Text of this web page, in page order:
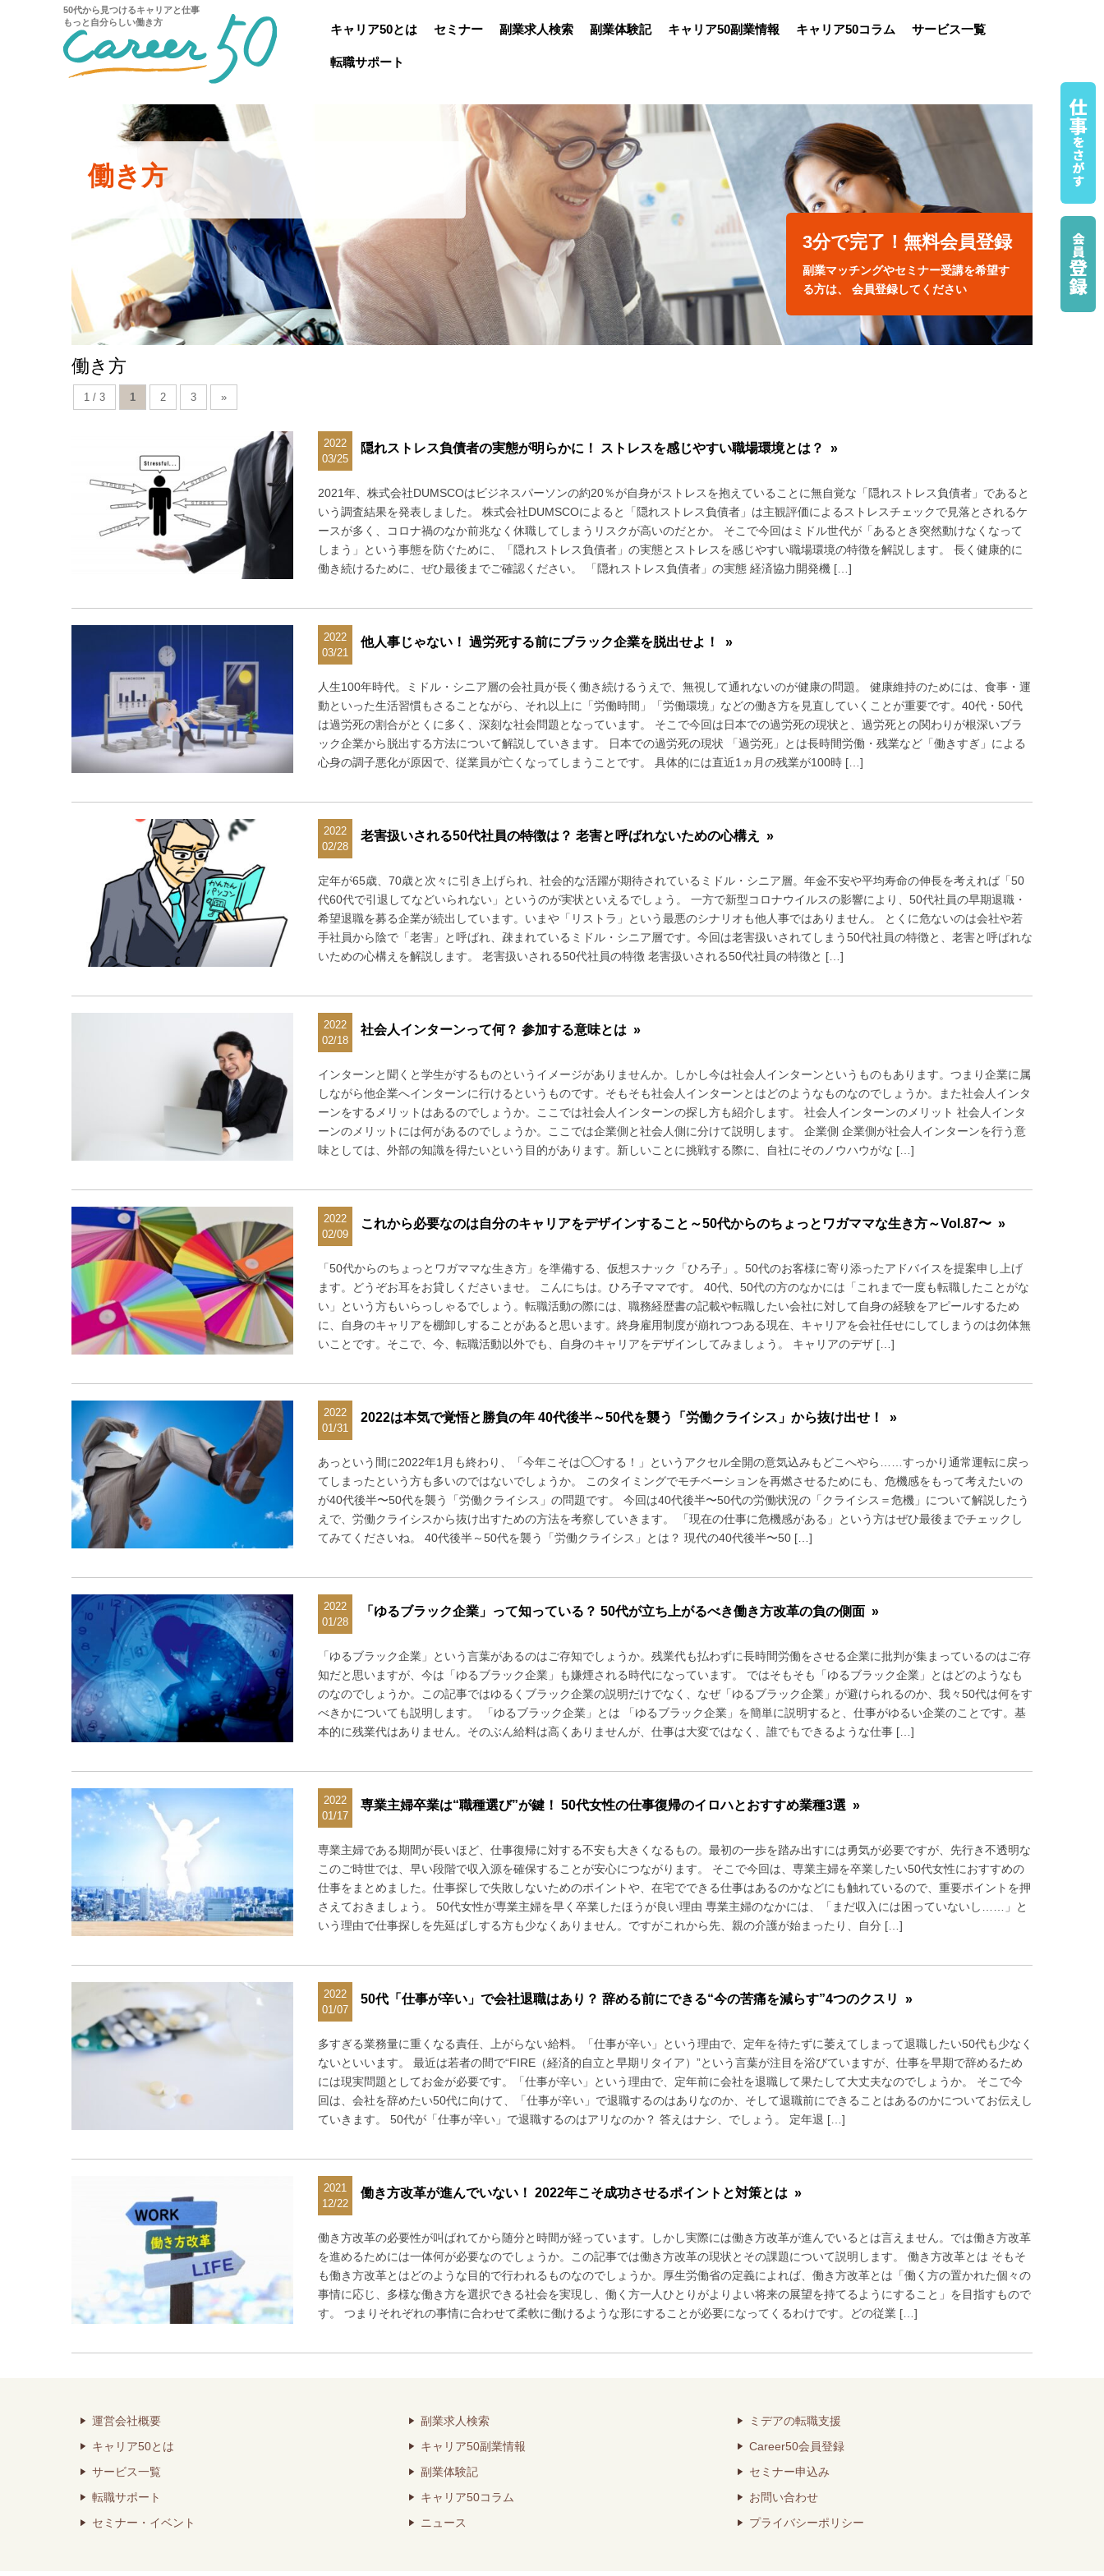
50代から見つけるキャリアと仕事
もっと自分らしい働き方
キャリア50とは セミナー 副業求人検索 副業体験記 キャリア50副業情報 キャリア50コラム サービス一覧
転職サポート
働き方
3分で完了！無料会員登録
副業マッチングやセミナー受講を希望す
る方は、 会員登録してください
働き方
1 / 3 1 2 3 »
2022
03/25
隠れストレス負債者の実態が明らかに！ ストレスを感じやすい職場環境とは？ »
2021年、株式会社DUMSCOはビジネスパーソンの約20％が自身がストレスを抱えていることに無自覚な「隠れストレス負債者」であると
いう調査結果を発表しました。 株式会社DUMSCOによると「隠れストレス負債者」は主観評価によるストレスチェックで見落とされるケ
ースが多く、コロナ禍のなか前兆なく休職してしまうリスクが高いのだとか。 そこで今回はミドル世代が「あるとき突然動けなくなって
しまう」という事態を防ぐために、「隠れストレス負債者」の実態とストレスを感じやすい職場環境の特徴を解説します。 長く健康的に
働き続けるために、ぜひ最後までご確認ください。 「隠れストレス負債者」の実態 経済協力開発機 […]
2022
03/21
他人事じゃない！ 過労死する前にブラック企業を脱出せよ！ »
人生100年時代。ミドル・シニア層の会社員が長く働き続けるうえで、無視して通れないのが健康の問題。 健康維持のためには、食事・運
動といった生活習慣もさることながら、それ以上に「労働時間」「労働環境」などの働き方を見直していくことが重要です。40代・50代
は過労死の割合がとくに多く、深刻な社会問題となっています。 そこで今回は日本での過労死の現状と、過労死との関わりが根深いブラ
ック企業から脱出する方法について解説していきます。 日本での過労死の現状 「過労死」とは長時間労働・残業など「働きすぎ」による
心身の調子悪化が原因で、従業員が亡くなってしまうことです。 具体的には直近1ヵ月の残業が100時 […]
2022
02/28
老害扱いされる50代社員の特徴は？ 老害と呼ばれないための心構え »
定年が65歳、70歳と次々に引き上げられ、社会的な活躍が期待されているミドル・シニア層。年金不安や平均寿命の伸長を考えれば「50
代60代で引退してなどいられない」というのが実状といえるでしょう。 一方で新型コロナウイルスの影響により、50代社員の早期退職・
希望退職を募る企業が続出しています。いまや「リストラ」という最悪のシナリオも他人事ではありません。 とくに危ないのは会社や若
手社員から陰で「老害」と呼ばれ、疎まれているミドル・シニア層です。今回は老害扱いされてしまう50代社員の特徴と、老害と呼ばれな
いための心構えを解説します。 老害扱いされる50代社員の特徴 老害扱いされる50代社員の特徴と […]
2022
02/18
社会人インターンって何？ 参加する意味とは »
インターンと聞くと学生がするものというイメージがありませんか。しかし今は社会人インターンというものもあります。つまり企業に属
しながら他企業へインターンに行けるというものです。そもそも社会人インターンとはどのようなものなのでしょうか。また社会人インタ
ーンをするメリットはあるのでしょうか。ここでは社会人インターンの探し方も紹介します。 社会人インターンのメリット 社会人インタ
ーンのメリットには何があるのでしょうか。ここでは企業側と社会人側に分けて説明します。 企業側 企業側が社会人インターンを行う意
味としては、外部の知識を得たいという目的があります。新しいことに挑戦する際に、自社にそのノウハウがな […]
2022
02/09
これから必要なのは自分のキャリアをデザインすること～50代からのちょっとワガママな生き方～Vol.87〜 »
「50代からのちょっとワガママな生き方」を準備する、仮想スナック「ひろ子」。50代のお客様に寄り添ったアドバイスを提案申し上げ
ます。どうぞお耳をお貸しくださいませ。 こんにちは。ひろ子ママです。 40代、50代の方のなかには「これまで一度も転職したことがな
い」という方もいらっしゃるでしょう。転職活動の際には、職務経歴書の記載や転職したい会社に対して自身の経験をアピールするため
に、自身のキャリアを棚卸しすることがあると思います。終身雇用制度が崩れつつある現在、キャリアを会社任せにしてしまうのは勿体無
いことです。そこで、今、転職活動以外でも、自身のキャリアをデザインしてみましょう。 キャリアのデザ […]
2022
01/31
2022は本気で覚悟と勝負の年 40代後半～50代を襲う「労働クライシス」から抜け出せ！ »
あっという間に2022年1月も終わり、「今年こそは◯◯する！」というアクセル全開の意気込みもどこへやら……すっかり通常運転に戻っ
てしまったという方も多いのではないでしょうか。 このタイミングでモチベーションを再燃させるためにも、危機感をもって考えたいの
が40代後半〜50代を襲う「労働クライシス」の問題です。 今回は40代後半〜50代の労働状況の「クライシス＝危機」について解説したう
えで、労働クライシスから抜け出すための方法を考察していきます。 「現在の仕事に危機感がある」という方はぜひ最後までチェックし
てみてくださいね。 40代後半～50代を襲う「労働クライシス」とは？ 現代の40代後半〜50 […]
2022
01/28
「ゆるブラック企業」って知っている？ 50代が立ち上がるべき働き方改革の負の側面 »
「ゆるブラック企業」という言葉があるのはご存知でしょうか。残業代も払わずに長時間労働をさせる企業に批判が集まっているのはご存
知だと思いますが、今は「ゆるブラック企業」も嫌煙される時代になっています。 ではそもそも「ゆるブラック企業」とはどのようなも
のなのでしょうか。この記事ではゆるくブラック企業の説明だけでなく、なぜ「ゆるブラック企業」が避けられるのか、我々50代は何をす
べきかについても説明します。 「ゆるブラック企業」とは 「ゆるブラック企業」を簡単に説明すると、仕事がゆるい企業のことです。基
本的に残業代はありません。そのぶん給料は高くありませんが、仕事は大変ではなく、誰でもできるような仕事 […]
2022
01/17
専業主婦卒業は“職種選び”が鍵！ 50代女性の仕事復帰のイロハとおすすめ業種3選 »
専業主婦である期間が長いほど、仕事復帰に対する不安も大きくなるもの。最初の一歩を踏み出すには勇気が必要ですが、先行き不透明な
このご時世では、早い段階で収入源を確保することが安心につながります。 そこで今回は、専業主婦を卒業したい50代女性におすすめの
仕事をまとめました。仕事探しで失敗しないためのポイントや、在宅でできる仕事はあるのかなどにも触れているので、重要ポイントを押
さえておきましょう。 50代女性が専業主婦を早く卒業したほうが良い理由 専業主婦のなかには、「まだ収入には困っていないし……」と
いう理由で仕事探しを先延ばしする方も少なくありません。ですがこれから先、親の介護が始まったり、自分 […]
2022
01/07
50代「仕事が辛い」で会社退職はあり？ 辞める前にできる“今の苦痛を減らす”4つのクスリ »
多すぎる業務量に重くなる責任、上がらない給料。「仕事が辛い」という理由で、定年を待たずに萎えてしまって退職したい50代も少なく
ないといいます。 最近は若者の間で“FIRE（経済的自立と早期リタイア）”という言葉が注目を浴びていますが、仕事を早期で辞めるため
には現実問題としてお金が必要です。「仕事が辛い」という理由で、定年前に会社を退職して果たして大丈夫なのでしょうか。 そこで今
回は、会社を辞めたい50代に向けて、「仕事が辛い」で退職するのはありなのか、そして退職前にできることはあるのかについてお伝えし
ていきます。 50代が「仕事が辛い」で退職するのはアリなのか？ 答えはナシ、でしょう。 定年退 […]
2021
12/22
働き方改革が進んでいない！ 2022年こそ成功させるポイントと対策とは »
働き方改革の必要性が叫ばれてから随分と時間が経っています。しかし実際には働き方改革が進んでいるとは言えません。では働き方改革
を進めるためには一体何が必要なのでしょうか。この記事では働き方改革の現状とその課題について説明します。 働き方改革とは そもそ
も働き方改革とはどのような目的で行われるものなのでしょうか。厚生労働省の定義によれば、働き方改革とは「働く方の置かれた個々の
事情に応じ、多様な働き方を選択できる社会を実現し、働く方一人ひとりがよりよい将来の展望を持てるようにすること」を目指すもので
す。 つまりそれぞれの事情に合わせて柔軟に働けるような形にすることが必要になってくるわけです。どの従業 […]
運営会社概要
キャリア50とは
サービス一覧
転職サポート
セミナー・イベント
副業求人検索
キャリア50副業情報
副業体験記
キャリア50コラム
ニュース
ミデアの転職支援
Career50会員登録
セミナー申込み
お問い合わせ
プライバシーポリシー